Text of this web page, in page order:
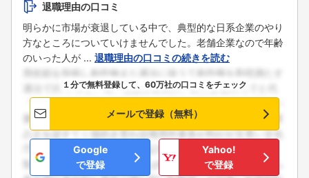
退職理由の口コミ
明らかに市場が衰退している中で、典型的な日系企業のやり
方なところについていけませんでした。老舗企業なので年齢
のいった人が ... 退職理由の口コミの続きを読む
１分で無料登録して、60万社の口コミをチェック
メールで登録（無料）
Google
で登録
Yahoo!
で登録